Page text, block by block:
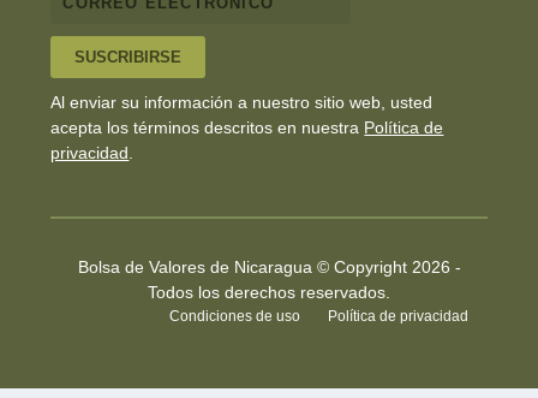
SUSCRIBIRSE
Al enviar su información a nuestro sitio web, usted
acepta los términos descritos en nuestra Política de
privacidad
Bolsa de Valores de Nicaragua © Copyright 2026 -
Todos los derechos reservados.
Condiciones de uso Política de privacidad